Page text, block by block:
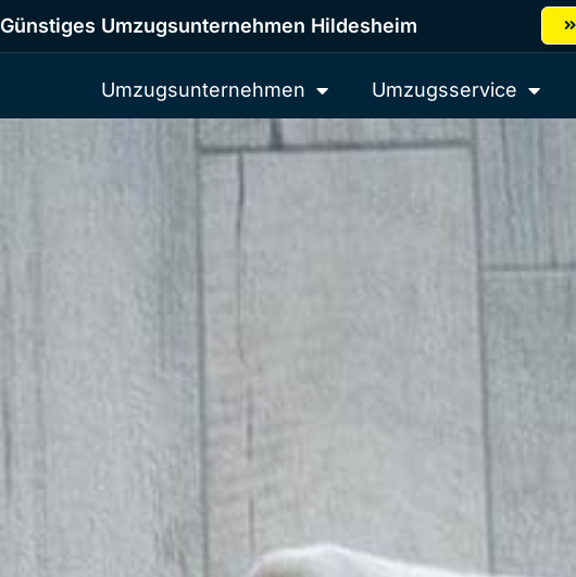
Günstiges Umzugsunternehmen Hildesheim
Umzugsunternehmen Umzugsservice